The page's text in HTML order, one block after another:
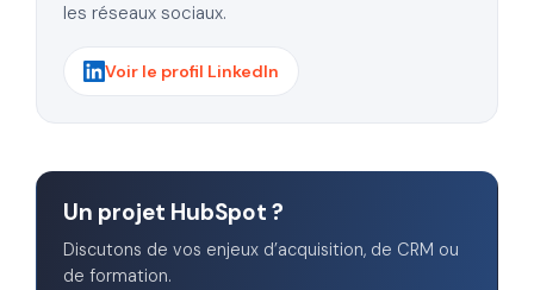
les réseaux sociaux.
Voir le profil LinkedIn
Un projet HubSpot ?
Discutons de vos enjeux d’acquisition, de CRM ou
de formation.